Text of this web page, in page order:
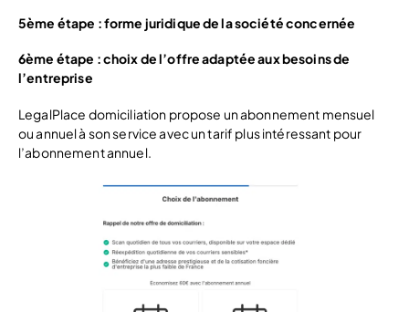
5ème étape : forme juridique de la société concernée
6ème étape : choix de l’offre adaptée aux besoins de
l’entreprise
LegalPlace domiciliation propose un abonnement mensuel
ou annuel à son service avec un tarif plus intéressant pour
l’abonnement annuel.